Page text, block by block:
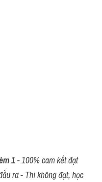
1 - 100% cam kết đạt
ra - Thi không đạt, học